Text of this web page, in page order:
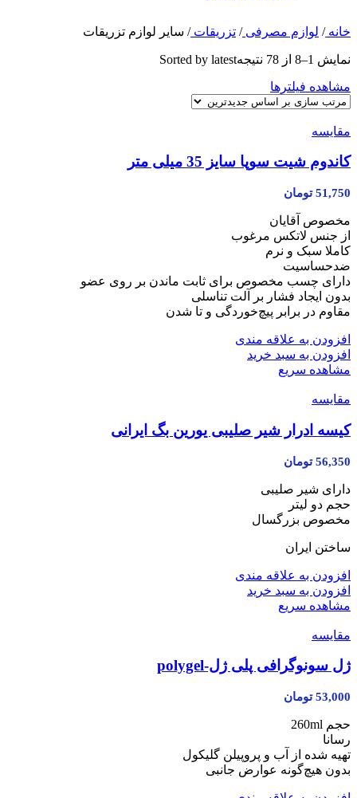
خانه/ لوازم مصرفی/ تزریقات/ سایر لوازم تزریقات
نمایش 1–8 از 78 نتیجه
Sorted by latest
مشاهده فیلترها
مقایسه
کاندوم شیت سوپا سایز 35 میلی متر
51,750 تومان
مخصوص آقایان
از جنس لاتکس مرغوب
کاملا سبک و نرم
ضدحساسیت
دارای چسب مخصوص برای ثابت ماندن بر روی عضو
بدون ایجاد فشار بر آلت تناسلی
مقاوم در برابر پیچ‌خوردگی و تا شدن
افزودن به علاقه مندی
افزودن به سبد خرید
مشاهده سریع
مقایسه
کیسه ادرار شیر صلیبی یورین بگ ایرانی
56,350 تومان
دارای شیر صلیبی
حجم دو لیتر
مخصوص بزرگسال
ساختن ایران
افزودن به علاقه مندی
افزودن به سبد خرید
مشاهده سریع
مقایسه
ژل سونوگرافی پلی ژل-polygel
53,000 تومان
حجم 260ml
رسانا
تهیه شده از آب و پروپیلن گلیکول
بدون هیچ‌گونه عوارض جانبی